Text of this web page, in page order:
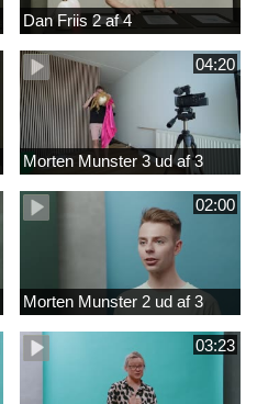
Dan Friis 2 af 4
04:20
Morten Munster 3 ud af 3
02:00
Morten Munster 2 ud af 3
03:23